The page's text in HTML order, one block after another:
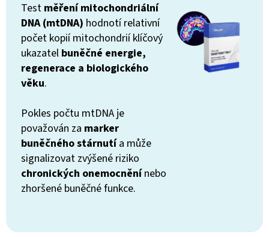
Test měření mitochondriální
DNA (mtDNA) hodnotí relativní
počet kopií mitochondrií klíčový
ukazatel buněčné energie,
regenerace a biologického
věku.
Pokles počtu mtDNA je
považován za marker
buněčného stárnutía může
signalizovat zvýšené riziko
chronických onemocněnínebo
zhoršené buněčné funkce.